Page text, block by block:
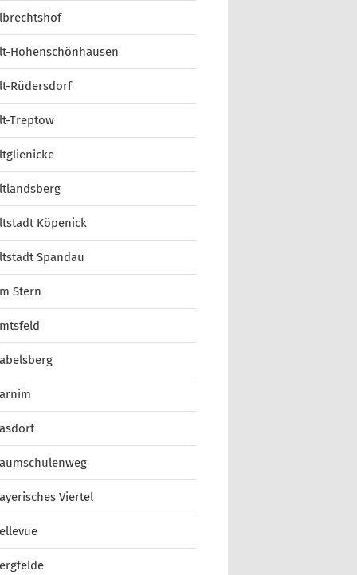
Hohenschönhausen
Rüdersdorf
Treptow
Köpenick
Spandau
Stern
Viertel